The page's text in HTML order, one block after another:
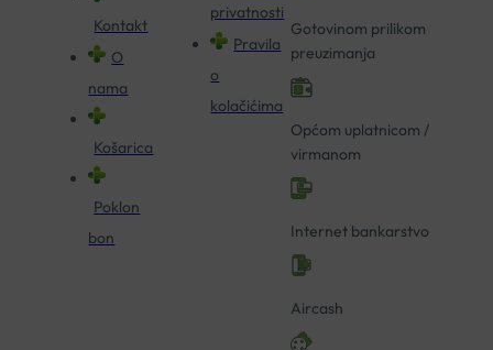
Kontakt
O
nama
Košarica
Poklon
bon
privatnosti
Pravila
o
kolačićima
Gotovinom prilikom
preuzimanja
Općom uplatnicom /
virmanom
Internet bankarstvo
Aircash